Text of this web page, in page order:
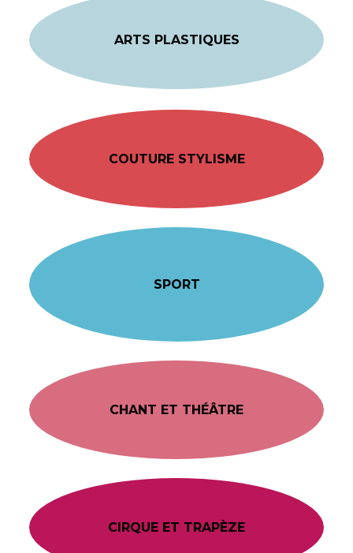
ARTS PLASTIQUES
COUTURE STYLISME
SPORT
CHANT ET THÉÂTRE
CIRQUE ET TRAPÈZE